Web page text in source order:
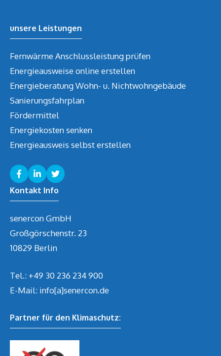
unsere Leistungen
Fernwärme Anschlussleistung prüfen
Energieausweise online erstellen
Energieberatung Wohn- u. Nichtwohngebäude
Sanierungsfahrplan
Fördermittel
Energiekosten senken
Energieausweis selbst erstellen
Kontakt Info
senercon GmbH
Großgörschenstr. 23
10829 Berlin
Tel.: +49 30 236 234 900
E-Mail: info[a]senercon.de
Partner für den Klimaschutz: